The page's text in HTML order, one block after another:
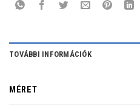
TOVÁBBI INFORMÁCIÓK
MÉRET